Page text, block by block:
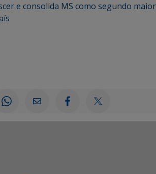
e consolida MS como segundo maior